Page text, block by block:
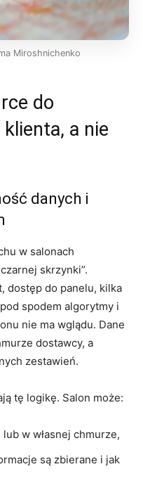
Miroshnichenko
do
a nie
danych i
w salonach
skrzynki”.
dostęp do panelu, kilka
spodem algorytmy i
nie ma wglądu. Dane
dostawcy, a
zestawień.
tę logikę. Salon może:
w własnej chmurze,
są zbierane i jak